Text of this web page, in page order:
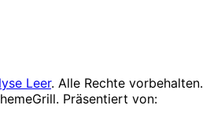
Leer. Alle Rechte vorbehalten.
Präsentiert von: